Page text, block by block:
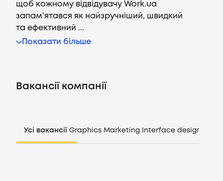
CV генератор
щоб кожному відвідувачу Work.ua
запам'ятався як найзручніший, швидкий
та ефективний ...
Показати більше
Вакансії компанії
Усі вакансії Graphics Marketing Interface design